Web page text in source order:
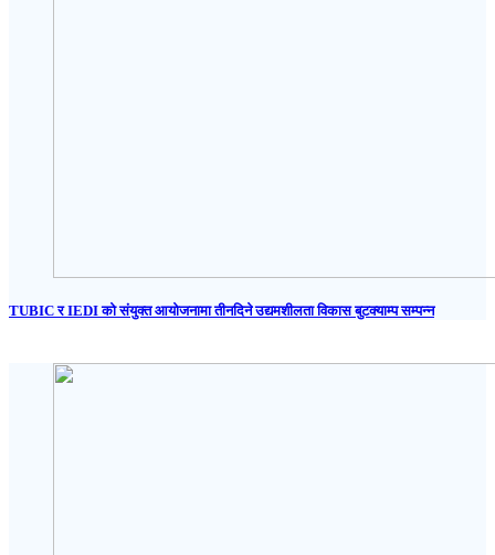
TUBIC र IEDI को संयुक्त आयोजनामा तीनदिने उद्यमशीलता विकास बुटक्याम्प सम्पन्न